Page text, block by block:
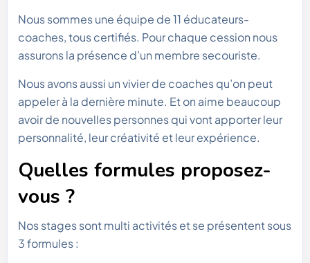
Nous sommes une équipe de 11 éducateurs-
coaches, tous certifiés. Pour chaque cession nous
assurons la présence d’un membre secouriste.
Nous avons aussi un vivier de coaches qu’on peut
appeler à la dernière minute. Et on aime beaucoup
avoir de nouvelles personnes qui vont apporter leur
personnalité, leur créativité et leur expérience.
Quelles formules proposez-
vous ?
Nos stages sont multi activités et se présentent sous
3 formules :